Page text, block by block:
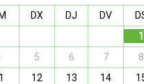
DX DJ DV
1
5 6 7 8
12 13 14